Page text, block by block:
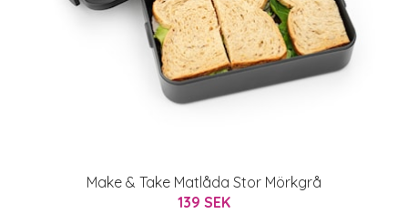
Make & Take Matlåda Stor Mörkgrå
139 SEK